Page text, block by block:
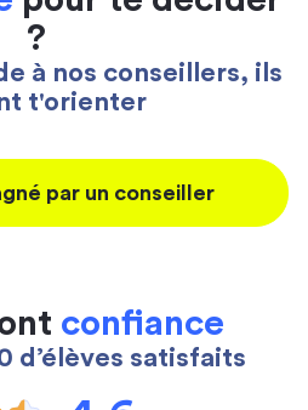
?
à nos conseillers, ils
t'orienter
par un conseiller
confiance
d’élèves satisfaits